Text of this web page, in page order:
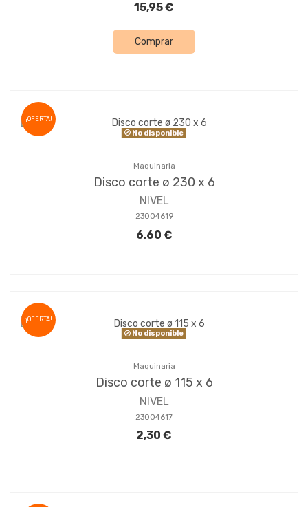
15,95 €
Comprar
¡OFERTA!
No disponible
Maquinaria
Disco corte ø 230 x 6
NIVEL
23004619
6,60 €
¡OFERTA!
No disponible
Maquinaria
Disco corte ø 115 x 6
NIVEL
23004617
2,30 €